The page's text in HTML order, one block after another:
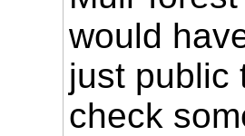
would
just public
check